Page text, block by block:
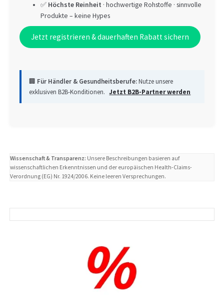
✅ Höchste Reinheit · hochwertige Rohstoffe · sinnvolle
Produkte – keine Hypes
Jetzt registrieren & dauerhaften Rabatt sichern
🏢 Für Händler & Gesundheitsberufe:Nutze unsere
exklusiven B2B-Konditionen. Jetzt B2B-Partner werden
Wissenschaft & Transparenz: Unsere Beschreibungen basieren auf
wissenschaftlichen Erkenntnissen und der europäischen Health-Claims-
Verordnung (EG) Nr. 1924/2006. Keine leeren Versprechungen.